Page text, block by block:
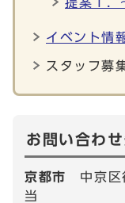
イベント情
スタッフ募
お問い合わ
京都市 中京区
当